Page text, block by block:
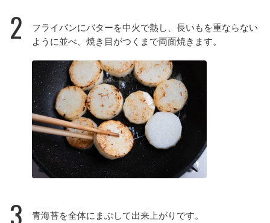
2
フライパンにバターを中火で熱し、長いもを重ならない
ように並べ、焼き目がつくまで両面焼きます。
3 青海苔を全体にまぶして出来上がりです。